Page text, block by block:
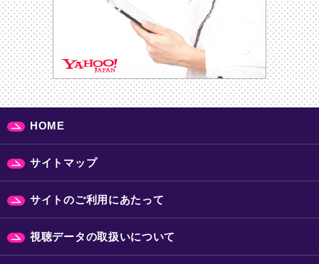
HOME
サイトマップ
サイトのご利用にあたって
視聴データの取扱いについて